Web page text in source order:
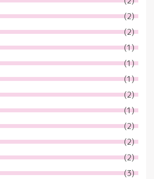
(2)
(2)
(1)
(1)
(1)
(2)
(1)
(2)
(2)
(2)
(3)